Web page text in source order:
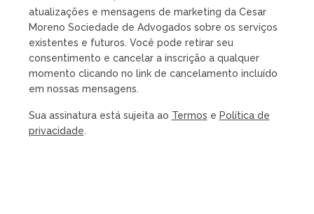
atualizações e mensagens de marketing da Cesar
Moreno Sociedade de Advogados sobre os serviços
existentes e futuros. Você pode retirar seu
consentimento e cancelar a inscrição a qualquer
momento clicando no link de cancelamento incluído
em nossas mensagens.
Sua assinatura está sujeita ao Termos e Política de
privacidade.